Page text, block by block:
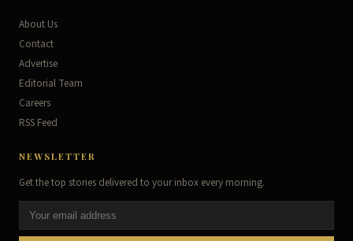
About Us
Contact
Advertise
Editorial Team
Careers
RSS Feed
NEWSLETTER
Get the top stories delivered to your inbox every morning.